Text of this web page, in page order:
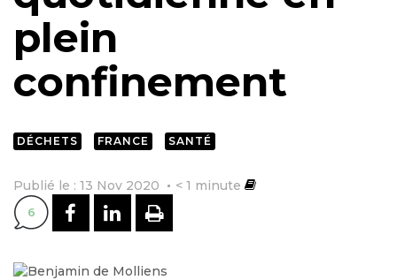
plein
confinement
DÉCHETS FRANCE SANTÉ
Publié le : 13 Nov 2020 < 1 minute
6 PARTAGER SUR FACEBOOK
PARTAGER SUR
IMPRIMER